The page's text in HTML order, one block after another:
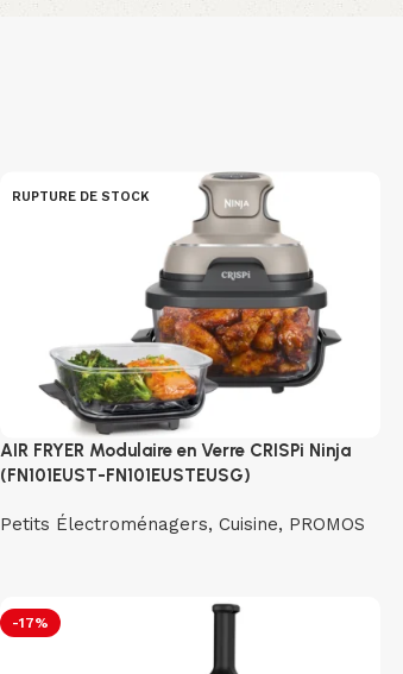
RUPTURE DE STOCK
AIR FRYER Modulaire en Verre CRISPi Ninja
(FN101EUST-FN101EUSTEUSG)
Petits Électroménagers, Cuisine, PROMOS
-17%